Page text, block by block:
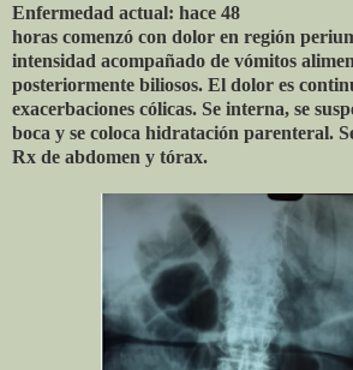
Enfermedad actual: hace 48
horas comenzó con dolor en región
intensidad acompañado de vómitos
posteriormente biliosos. El dolor es
exacerbaciones cólicas. Se interna, se
boca y se coloca hidratación parenteral.
Rx de abdomen y tórax.